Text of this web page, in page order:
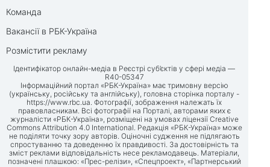
Команда
Вакансії в РБК-Україна
Розмістити рекламу
Ідентифікатор онлайн-медіа в Реєстрі суб’єктів у сфері медіа —
R40-05347
Інформаційний портал «РБК-Україна» має тримовну версію
(українську, російську та англійську), головна сторінка порталу -
https://www.rbc.ua . Фотографії, зображення належать їх
правовласникам. Всі фотографії на Порталі, авторами яких є
журналісти «РБК-Україна», розміщені на умовах ліцензії Creative
Commons Attribution 4.0 International. Редакція «РБК-Україна» може
не поділяти точку зору авторів. Оціночні судження не підлягають
спростуванню та доведенню їх правдивості. За достовірність та
зміст реклами відповідальність несе рекламодавець. Матеріали,
позначені плашкою: «Прес-релізи», «Спецпроект», «Партнерський